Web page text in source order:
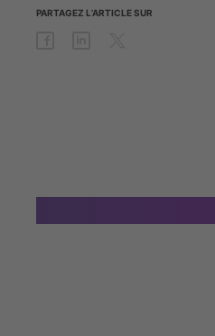
PARTAGEZ L’ARTICLESUR